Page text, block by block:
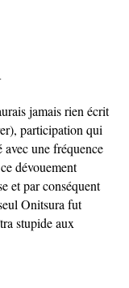
jamais rien écrit
participation qui
avec une fréquence
dévouement
et par conséquent
Onitsura fut
stupide aux